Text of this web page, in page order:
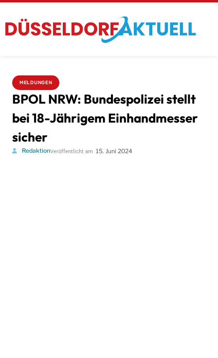
MELDUNGEN
BPOL NRW: Bundespolizei stellt
bei 18-Jährigem Einhandmesser
sicher
RedaktionVeröffentlicht am 15. Juni 2024